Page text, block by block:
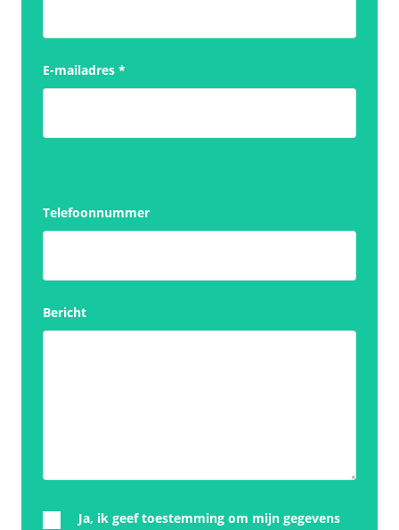
E-mailadres *
Telefoonnummer
Bericht
Ja, ik geef toestemming om mijn gegevens